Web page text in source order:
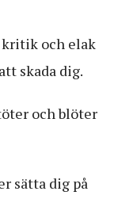
och elak
skada dig.
och blöter
sätta dig på